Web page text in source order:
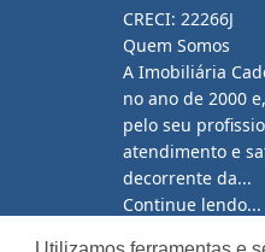
CRECI: 22266J
Quem Somos
A Imobiliária
no ano de 2000
pelo seu
atendimento e
decorrente da...
Continue lendo...